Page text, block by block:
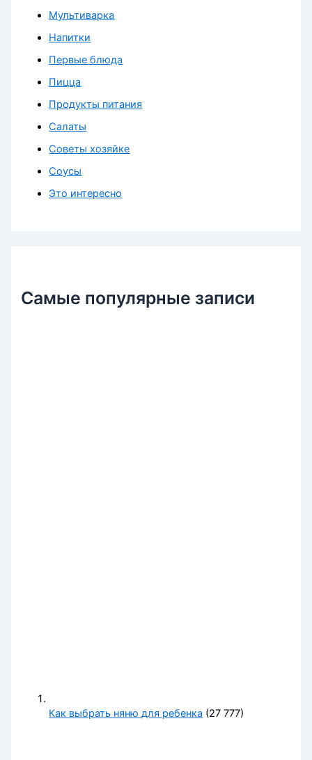
Мультиварка
Напитки
Первые блюда
Пицца
Продукты питания
Салаты
Советы хозяйке
Соусы
Это интересно
Самые популярные записи
Как выбрать няню для ребенка (27 777)